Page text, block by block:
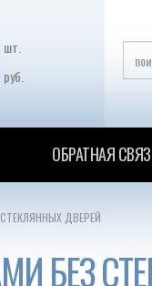
шт.
руб.
ОБРАТНАЯ
ДВЕРЕЙ
БЕЗ